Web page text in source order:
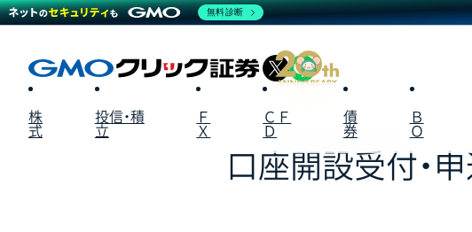
X
株
式
投信・積
立
Ｆ
Ｘ
ＣＦ
Ｄ
債
券
Ｂ
Ｏ
口座開設受付・
無料診断